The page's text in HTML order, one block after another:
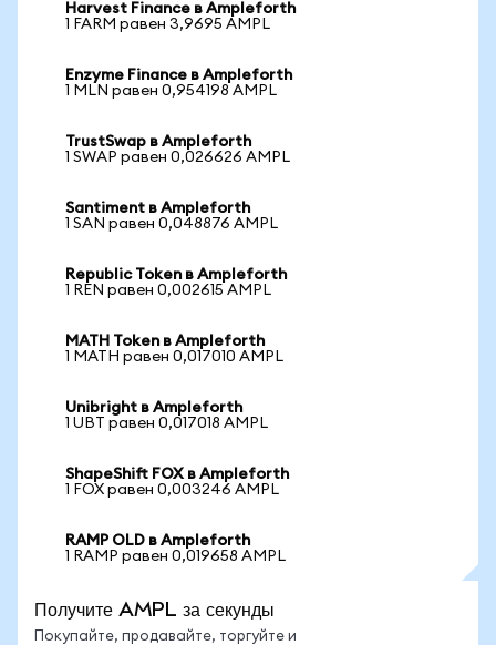
Harvest Finance в Ampleforth
1 FARM равен 3,9695 AMPL
Enzyme Finance в Ampleforth
1 MLN равен 0,954198 AMPL
TrustSwap в Ampleforth
1 SWAP равен 0,026626 AMPL
Santiment в Ampleforth
1 SAN равен 0,048876 AMPL
Republic Token в Ampleforth
1 REN равен 0,002615 AMPL
MATH Token в Ampleforth
1 MATH равен 0,017010 AMPL
Unibright в Ampleforth
1 UBT равен 0,017018 AMPL
ShapeShift FOX в Ampleforth
1 FOX равен 0,003246 AMPL
RAMP OLD в Ampleforth
1 RAMP равен 0,019658 AMPL
Получите AMPL за секунды
Покупайте, продавайте, торгуйте и